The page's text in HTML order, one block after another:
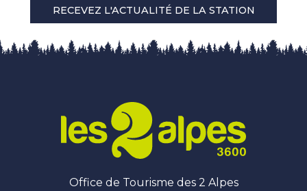
RECEVEZ L'ACTUALITÉ DE LA STATION
Office de Tourisme des 2 Alpes